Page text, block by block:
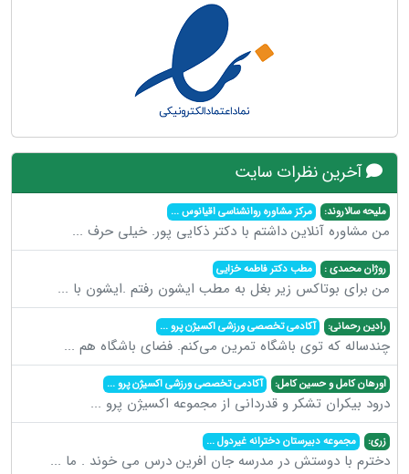
آخرین نظرات سایت
ملیحه سالاروند: مرکز مشاوره روانشناسی اقیانوس...
من مشاوره آنلاین داشتم با دکتر ذکایی پور. خیلی حرف ...
روژان محمدی : مطب دکتر فاطمه خزایی
من برای بوتاکس زیر بغل به مطب ایشون رفتم .ایشون با ...
رادین رحمانی: آکادمی تخصصی ورزشی اکسیژن پرو...
چندساله که توی باشگاه تمرین می‌کنم. فضای باشگاه هم ...
اورهان کامل و حسین کامل: آکادمی تخصصی ورزشی اکسیژن پرو...
درود بیکران تشکر و قدردانی از مجموعه اکسیژن پرو ...
زری: مجموعه دبیرستان دخترانه غیردول...
دخترم با دوستش در مدرسه جان افرین درس می خوند . ما ...